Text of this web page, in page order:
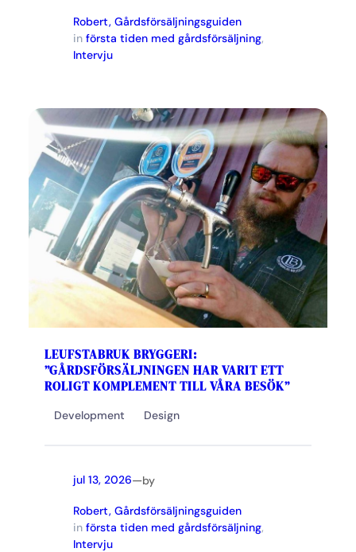
Robert, Gårdsförsäljningsguiden
in första tiden med gårdsförsäljning
Intervju
LEUFSTABRUK BRYGGERI:
”GÅRDSFÖRSÄLJNINGEN HAR VARIT ETT
ROLIGT KOMPLEMENT TILL VÅRA BESÖK”
Development Design
jul 13, 2026—by
Robert, Gårdsförsäljningsguiden
in första tiden med gårdsförsäljning
Intervju